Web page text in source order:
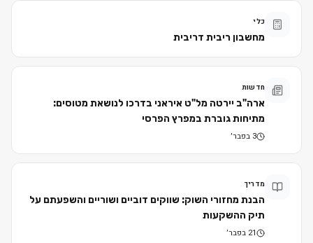
כלי
מחשבון ריבית דריבית
חדשות
ארה"ב יירטה מל"ט איראני בדרכו לנושאת מטוסים:
מתיחות גוברת במפרץ הפרסי
3 בפבר׳
מדריך
הבנת מחזורי השוק: שווקים דוביים ושוריים והשפעתם על
תיק ההשקעות
21 בפבר׳